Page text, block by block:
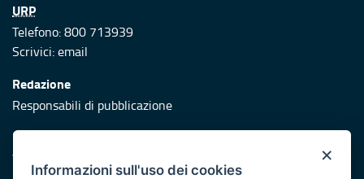
URP
Telefono: 800 713939
Scrivici:email
Redazione
Responsabili di pubblicazione
Protezione civile
Vai al sito di Protezione Civile Puglia
×
Informazioni sull'uso dei cookies